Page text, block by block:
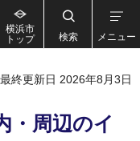
横浜市
トップ
検索 メニュー
最終更新日 2026年8月3日
・周辺のイ